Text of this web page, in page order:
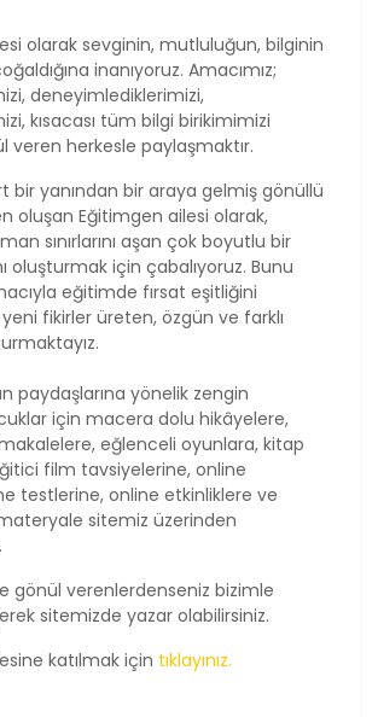
olarak sevginin, mutluluğun, bilginin
inanıyoruz. Amacımız;
deneyimlediklerimizi,
kısacası tüm bilgi birikimimizi
veren herkesle paylaşmaktır.
bir yanından bir araya gelmiş gönüllü
oluşan Eğitimgen ailesi olarak,
sınırlarını aşan çok boyutlu bir
oluşturmak için çabalıyoruz. Bunu
eğitimde fırsat eşitliğini
fikirler üreten, özgün ve farklı
paydaşlarına yönelik zengin
için macera dolu hikâyelere,
eğlenceli oyunlara, kitap
film tavsiyelerine, online
testlerine, online etkinliklere ve
sitemiz üzerinden
gönül verenlerdenseniz bizimle
sitemizde yazar olabilirsiniz.
katılmak için tıklayınız.